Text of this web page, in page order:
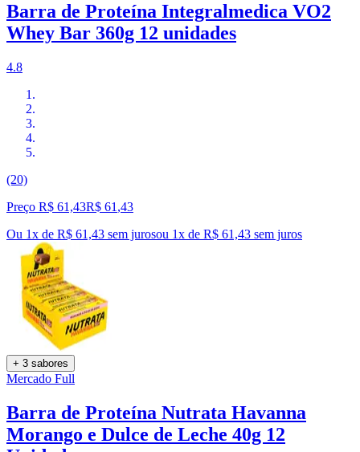
Barra de Proteína Integralmedica VO2
Whey Bar 360g 12 unidades
4.8
(20)
Preço R$ 61,43R$ 61 ,43
Ou 1x de R$ 61,43 sem jurosou 1x de R$ 61,43 sem juros
+ 3 sabores
Mercado Full
Barra de Proteína Nutrata Havanna
Morango e Dulce de Leche 40g 12